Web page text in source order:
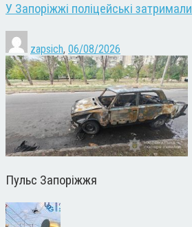
У Запоріжжі поліцейські
zapsich, 06/08/2026
Пульс Запоріжжя